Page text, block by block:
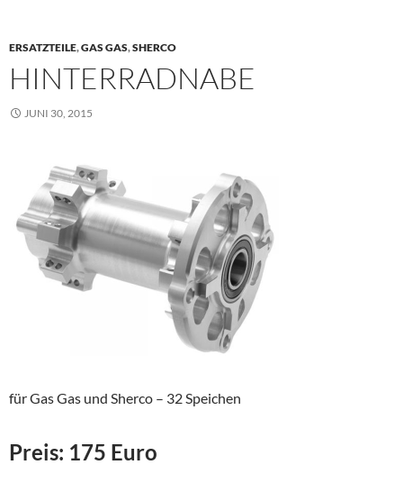
ERSATZTEILE,GAS GAS,SHERCO
HINTERRADNABE
JUNI 30, 2015
für Gas Gas und Sherco – 32 Speichen
Preis: 175 Euro